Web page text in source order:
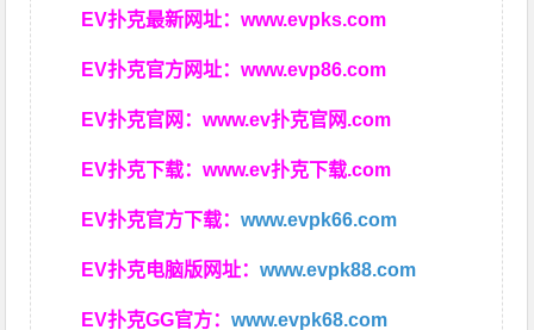
EV扑克最新网址：www.evpks.com
EV扑克官方网址：www.evp86.com
EV扑克官网：www.ev扑克官网.com
EV扑克下载：www.ev扑克下载.com
EV扑克官方下载：www.evpk66.com
EV扑克电脑版网址：www.evpk88.com
EV扑克GG官方：www.evpk68.com